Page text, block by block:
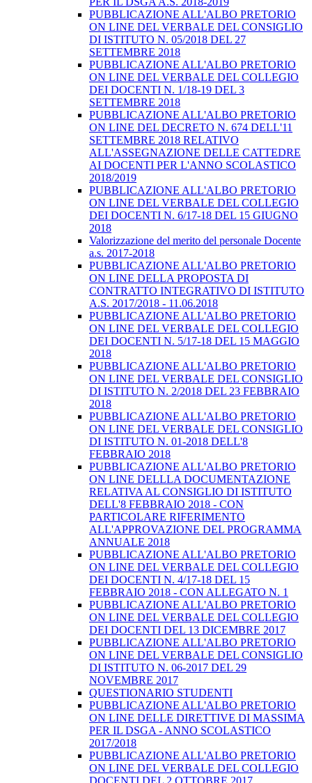
PUBBLICAZIONE ALL'ALBO PRETORIO
ON LINE DEL VERBALE DEL CONSIGLIO
DI ISTITUTO N. 05/2018 DEL 27
SETTEMBRE 2018
PUBBLICAZIONE ALL'ALBO PRETORIO
ON LINE DEL VERBALE DEL COLLEGIO
DEI DOCENTI N. 1/18-19 DEL 3
SETTEMBRE 2018
PUBBLICAZIONE ALL'ALBO PRETORIO
ON LINE DEL DECRETO N. 674 DELL'11
SETTEMBRE 2018 RELATIVO
ALL'ASSEGNAZIONE DELLE CATTEDRE
AI DOCENTI PER L'ANNO SCOLASTICO
2018/2019
PUBBLICAZIONE ALL'ALBO PRETORIO
ON LINE DEL VERBALE DEL COLLEGIO
DEI DOCENTI N. 6/17-18 DEL 15 GIUGNO
2018
Valorizzazione del merito del personale Docente
a.s. 2017-2018
PUBBLICAZIONE ALL'ALBO PRETORIO
ON LINE DELLA PROPOSTA DI
CONTRATTO INTEGRATIVO DI ISTITUTO
A.S. 2017/2018 - 11.06.2018
PUBBLICAZIONE ALL'ALBO PRETORIO
ON LINE DEL VERBALE DEL COLLEGIO
DEI DOCENTI N. 5/17-18 DEL 15 MAGGIO
2018
PUBBLICAZIONE ALL'ALBO PRETORIO
ON LINE DEL VERBALE DEL CONSIGLIO
DI ISTITUTO N. 2/2018 DEL 23 FEBBRAIO
2018
PUBBLICAZIONE ALL'ALBO PRETORIO
ON LINE DEL VERBALE DEL CONSIGLIO
DI ISTITUTO N. 01-2018 DELL'8
FEBBRAIO 2018
PUBBLICAZIONE ALL'ALBO PRETORIO
ON LINE DELLLA DOCUMENTAZIONE
RELATIVA AL CONSIGLIO DI ISTITUTO
DELL'8 FEBBRAIO 2018 - CON
PARTICOLARE RIFERIMENTO
ALL'APPROVAZIONE DEL PROGRAMMA
ANNUALE 2018
PUBBLICAZIONE ALL'ALBO PRETORIO
ON LINE DEL VERBALE DEL COLLEGIO
DEI DOCENTI N. 4/17-18 DEL 15
FEBBRAIO 2018 - CON ALLEGATO N. 1
PUBBLICAZIONE ALL'ALBO PRETORIO
ON LINE DEL VERBALE DEL COLLEGIO
DEI DOCENTI DEL 13 DICEMBRE 2017
PUBBLICAZIONE ALL'ALBO PRETORIO
ON LINE DEL VERBALE DEL CONSIGLIO
DI ISTITUTO N. 06-2017 DEL 29
NOVEMBRE 2017
QUESTIONARIO STUDENTI
PUBBLICAZIONE ALL'ALBO PRETORIO
ON LINE DELLE DIRETTIVE DI MASSIMA
PER IL DSGA - ANNO SCOLASTICO
2017/2018
PUBBLICAZIONE ALL'ALBO PRETORIO
ON LINE DEL VERBALE DEL COLLEGIO